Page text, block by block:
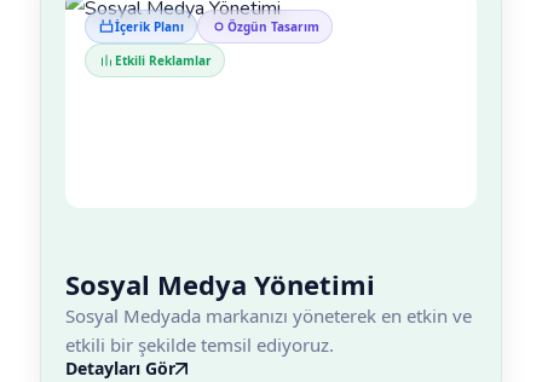
İçerik Planı
Özgün Tasarım
Etkili Reklamlar
Sosyal Medya Yönetimi
Sosyal Medyada markanızı yöneterek en etkin ve
etkili bir şekilde temsil ediyoruz.
Detayları Gör